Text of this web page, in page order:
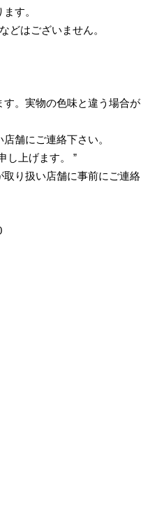
す。
どはございません。
。実物の色味と違う場合が
舗にご連絡下さい。
し上げます。 ”
り扱い店舗に事前にご連絡